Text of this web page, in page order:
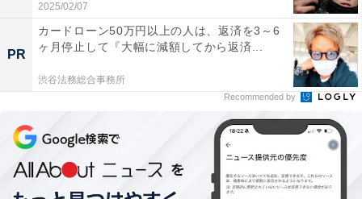
2025/02/07
PR
カードローン50万円以上の人は、返済を3～6
ヶ月停止して『大幅に減額してから返済...
渋谷法務総合事務所
Recommended by